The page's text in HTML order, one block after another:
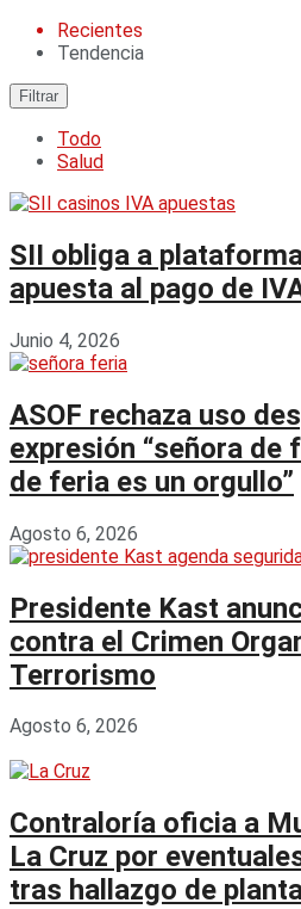
Recientes
Tendencia
Filtrar
Todo
Salud
SII obliga a
apuesta al pago de
Junio 4, 2026
ASOF rechaza uso
expresión “señora de
de feria es un orgullo”
Agosto 6, 2026
Presidente Kast
contra el Crimen
Terrorismo
Agosto 6, 2026
Contraloría oficia a
La Cruz por
tras hallazgo de